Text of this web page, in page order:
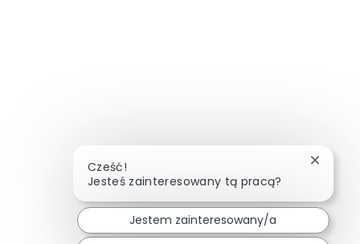
Cześć!
Jesteś zainteresowany tą pracą?
Jestem zainteresowany/a